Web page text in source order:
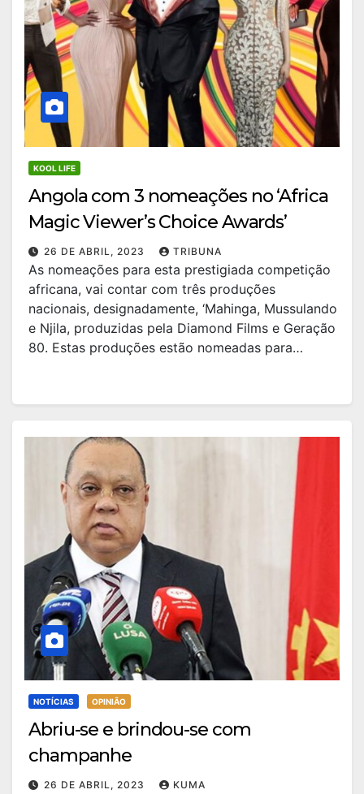
KOOL LIFE
Angola com 3 nomeações no ‘Africa
Magic Viewer’s Choice Awards’
26 DE ABRIL, 2023 TRIBUNA
As nomeações para esta prestigiada competição
africana, vai contar com três produções
nacionais, designadamente, ‘Mahinga, Mussulando
e Njila, produzidas pela Diamond Films e Geração
80. Estas produções estão nomeadas para…
NOTÍCIAS OPINIÃO
Abriu-se e brindou-se com
champanhe
26 DE ABRIL, 2023 KUMA